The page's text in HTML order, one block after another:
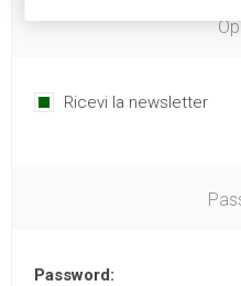
Ricevi la newsletter
Password: